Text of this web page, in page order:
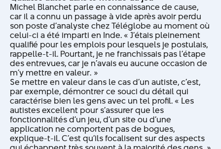
Michel Blanchet parle en connaissance de cause,
car il a connu un passage à vide après avoir perdu
son poste d’analyste chez Téléglobe au moment où
celui-ci a été imparti en Inde. « J’étais pleinement
qualifié pour les emplois pour lesquels je postulais,
rappelle-t-il. Pourtant, je ne franchissais pas l’étape
des entrevues, car je n’avais eu aucune occasion de
m’y mettre en valeur. »
Se mettre en valeur dans le cas d’un autiste, c’est,
par exemple, démontrer ce souci du détail qui
caractérise bien les gens avec un tel profil. « Les
autistes excellent pour s’assurer que les
fonctionnalités d’un jeu, d’un site ou d’une
application ne comportent pas de bogues,
explique-t-il. C’est qu’ils focalisent sur des aspects